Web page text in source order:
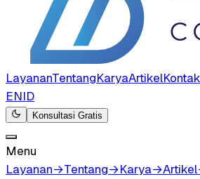
LayananTentangKaryaArtikelKontak
ENID
Konsultasi Gratis
Menu
Layanan→Tentang→Karya→Artikel